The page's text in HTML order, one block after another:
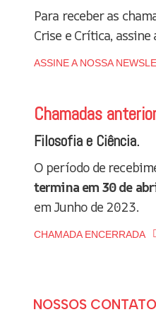
Para receber as
Crise e Crítica,
ASSINE A NOSSA
Chamadas
Filosofia e Ciência.
O período de
termina em 30 de
em Junho de 2023.
CHAMADA ENCERRADA
NOSSOS